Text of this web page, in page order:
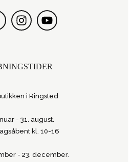
i Ringsted
- 31. august.
kl. 10-16
- 23. december.